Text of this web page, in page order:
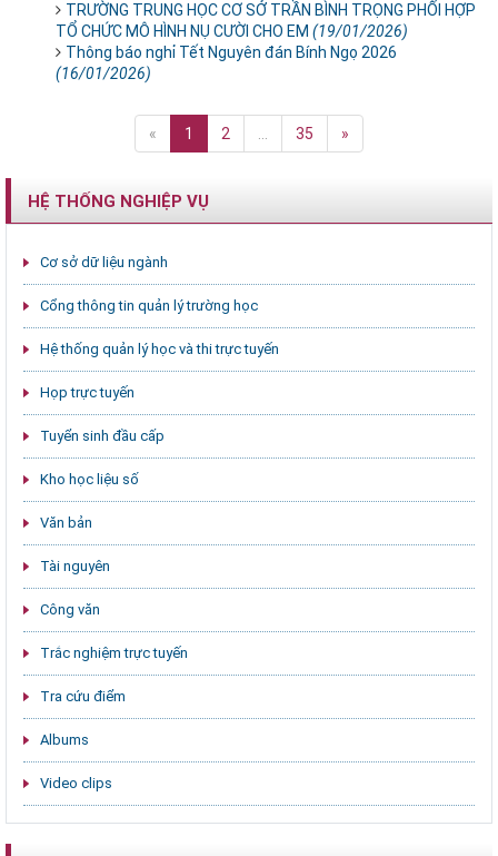
TRƯỜNG TRUNG HỌC CƠ SỞ TRẦN BÌNH TRỌNG PHỐI HỢP
TỔ CHỨC MÔ HÌNH NỤ CƯỜI CHO EM (19/01/2026)
Thông báo nghỉ Tết Nguyên đán Bính Ngọ 2026
(16/01/2026)
« 1 2 ... 35 »
HỆ THỐNG NGHIỆP VỤ
Cơ sở dữ liệu ngành
Cổng thông tin quản lý trường học
Hệ thống quản lý học và thi trực tuyến
Họp trực tuyến
Tuyển sinh đầu cấp
Kho học liệu số
Văn bản
Tài nguyên
Công văn
Trắc nghiệm trực tuyến
Tra cứu điểm
Albums
Video clips